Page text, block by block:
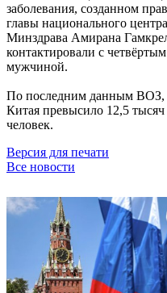
заболевания, созданном
главы национального
Минздрава Амирана
контактировали с
мужчиной.
По последним данным ВОЗ,
Китая превысило 12,5 тысяч
человек.
Версия для печати
Все новости